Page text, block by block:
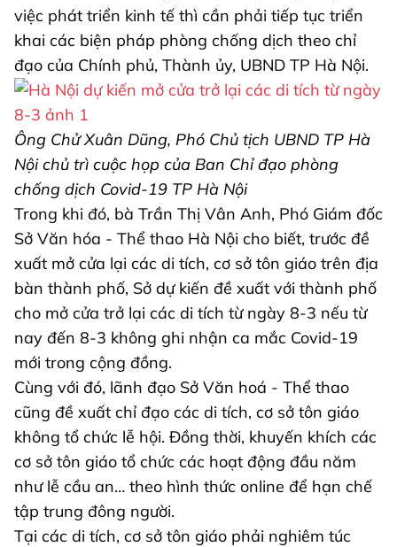
việc phát triển kinh tế thì cần phải tiếp tục triển
khai các biện pháp phòng chống dịch theo chỉ
đạo của Chính phủ, Thành ủy, UBND TP Hà Nội.
Ông Chử Xuân Dũng, Phó Chủ tịch UBND TP Hà
Nội chủ trì cuộc họp của Ban Chỉ đạo phòng
chống dịch Covid-19 TP Hà Nội
Trong khi đó, bà Trần Thị Vân Anh, Phó Giám đốc
Sở Văn hóa - Thể thao Hà Nội cho biết, trước đề
xuất mở cửa lại các di tích, cơ sở tôn giáo trên địa
bàn thành phố, Sở dự kiến đề xuất với thành phố
cho mở cửa trở lại các di tích từ ngày 8-3 nếu từ
nay đến 8-3 không ghi nhận ca mắc Covid-19
mới trong cộng đồng.
Cùng với đó, lãnh đạo Sở Văn hoá - Thể thao
cũng đề xuất chỉ đạo các di tích, cơ sở tôn giáo
không tổ chức lễ hội. Đồng thời, khuyến khích các
cơ sở tôn giáo tổ chức các hoạt động đầu năm
như lễ cầu an… theo hình thức online để hạn chế
tập trung đông người.
Tại các di tích, cơ sở tôn giáo phải nghiêm túc